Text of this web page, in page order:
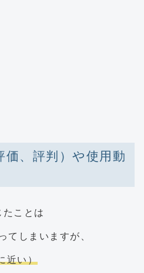
、評判）や使用動
ことは
てしまいますが、
近い）